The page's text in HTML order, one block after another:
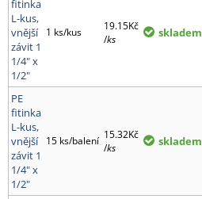
fitinka
L-kus,
vnější
závit 1
1/4" x
1/2"
1 ks/kus
19.15Kč
/ks skladem
PE
fitinka
L-kus,
vnější
závit 1
1/4" x
1/2"
15 ks/balení 15.32Kč
/ks skladem